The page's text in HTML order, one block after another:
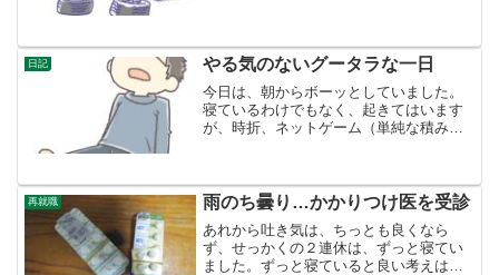
も古くなるとタイヤは変えないといけま
せんし。タイヤ交換は朝か...
日記 やる気のないグータラな一日
今日は、朝からボーッとしていました。
寝ているわけでもなく、起きてはいます
が、時折、ネットゲーム（単純な積み木
ると、さほど楽しくない。...
再就職 雨のち曇り…かかりつけ医を受診
あれから吐き気は、ちっとも良くなら
ず、せっかくの２連休は、ずっと寝てい
ました。ずっと寝ていると良い考えは浮